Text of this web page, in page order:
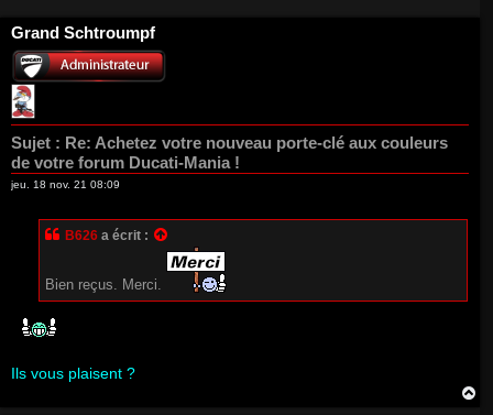
Grand Schtroumpf
Sujet : Re: Achetez votre nouveau porte-clé aux couleurs
de votre forum Ducati-Mania !
jeu. 18 nov. 21 08:09
B626 a écrit :
Bien reçus. Merci.
Ils vous plaisent ?